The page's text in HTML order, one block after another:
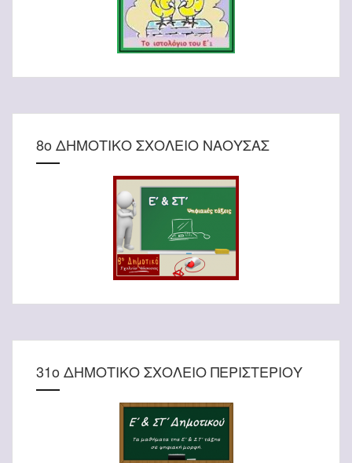
8o ΔΗΜΟΤΙΚΟ ΣΧΟΛΕΙΟ ΝΑΟΥΣΑΣ
31ο ΔΗΜΟΤΙΚΟ ΣΧΟΛΕΙΟ ΠΕΡΙΣΤΕΡΙΟΥ